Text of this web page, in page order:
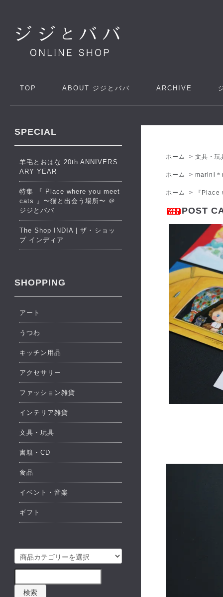
TOP ABOUT ジジとババ ARCHIVE
ホーム >文具・玩
ホーム >marini
ホーム > 『
POST
SPECIAL
羊毛とおはな 20th ANNIVERS
ARY YEAR
特集 『 Place where you meet
cats 』〜猫と出会う場所〜 ＠
ジジとババ
The Shop INDIA | ザ・ショッ
プ インディア
SHOPPING
アート
うつわ
キッチン用品
アクセサリー
ファッション雑貨
インテリア雑貨
文具・玩具
書籍・CD
食品
イベント・音楽
ギフト
検索